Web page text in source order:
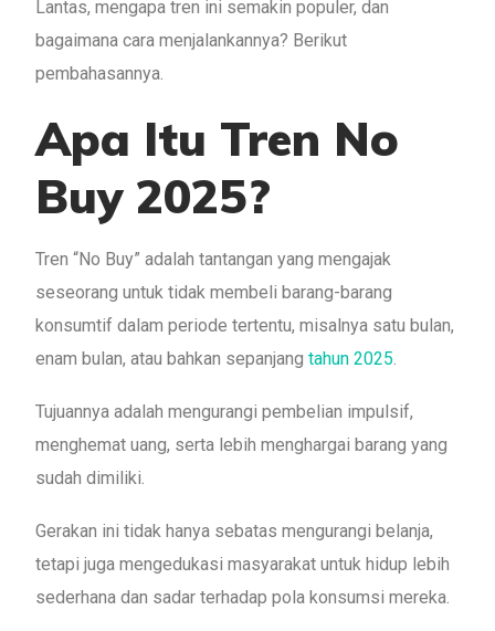
Lantas, mengapa tren ini semakin populer, dan
bagaimana cara menjalankannya? Berikut
pembahasannya.
Apa Itu Tren No
Buy 2025?
Tren “No Buy” adalah tantangan yang mengajak
seseorang untuk tidak membeli barang-barang
konsumtif dalam periode tertentu, misalnya satu bulan,
enam bulan, atau bahkan sepanjangtahun 2025
Tujuannya adalah mengurangi pembelian impulsif,
menghemat uang, serta lebih menghargai barang yang
sudah dimiliki.
Gerakan ini tidak hanya sebatas mengurangi belanja,
tetapi juga mengedukasi masyarakat untuk hidup lebih
sederhana dan sadar terhadap pola konsumsi mereka.